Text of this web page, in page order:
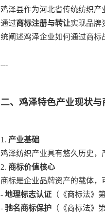
鸡泽县作为河北省传统纺织
通过商标注册与转让实现品牌
统阐述鸡泽企业如何通过商标
---
二、鸡泽特色产业现状
1. 产业基础
鸡泽纺织产业具有悠久历史，
2. 商标价值核心
商标是企业品牌资产的载体，
- 地理标志认证 （《商标法》
- 驰名商标保护 （《商标法》